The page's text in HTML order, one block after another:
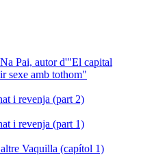
Pai, autor d'"El capital
sexe amb tothom"
i revenja (part 2)
i revenja (part 1)
Vaquilla (capítol 1)